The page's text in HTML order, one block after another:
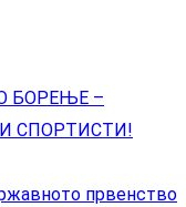
БОРЕЊЕ –
СПОРТИСТИ!
првенство